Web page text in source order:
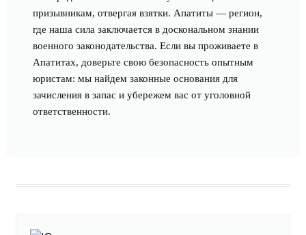
призывникам, отвергая взятки. Апатиты — регион,
где наша сила заключается в доскональном знании
военного законодательства. Если вы проживаете в
Апатитах, доверьте свою безопасность опытным
юристам: мы найдем законные основания для
зачисления в запас и убережем вас от уголовной
ответственности.